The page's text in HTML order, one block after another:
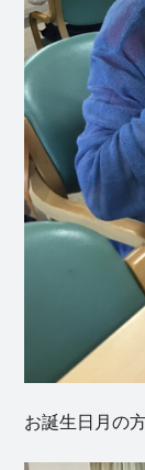
お誕生日月の